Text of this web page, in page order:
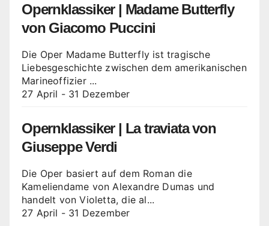
Opernklassiker | Madame Butterfly
von Giacomo Puccini
Die Oper Madame Butterfly ist tragische
Liebesgeschichte zwischen dem amerikanischen
Marineoffizier ...
27 April - 31 Dezember
Opernklassiker | La traviata von
Giuseppe Verdi
Die Oper basiert auf dem Roman die
Kameliendame von Alexandre Dumas und
handelt von Violetta, die al...
27 April - 31 Dezember